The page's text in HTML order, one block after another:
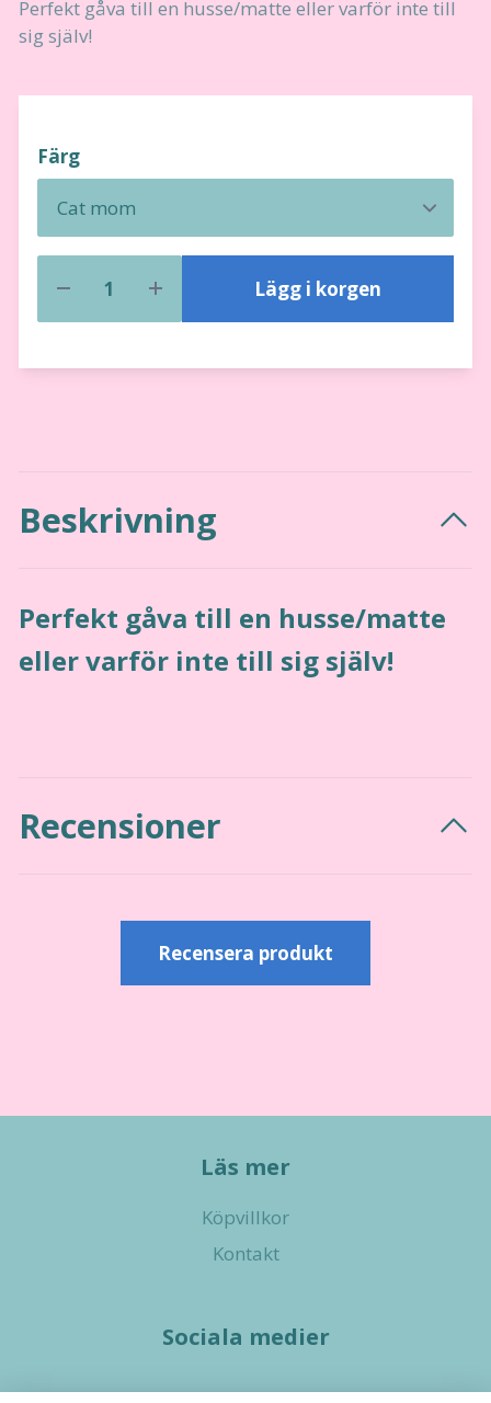
Perfekt gåva till en husse/matte eller varför inte till
sig själv!
Färg
Lägg i korgen
Beskrivning
Perfekt gåva till en husse/matte
eller varför inte till sig själv!
Recensioner
Recensera produkt
Läs mer
Köpvillkor
Kontakt
Sociala medier